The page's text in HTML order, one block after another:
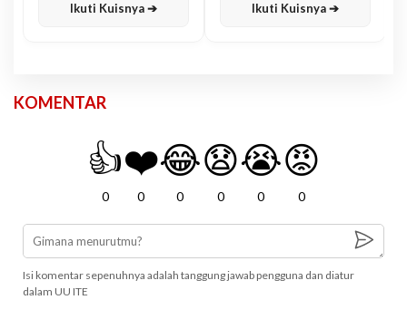
Ikuti Kuisnya ➔ Ikuti Kuisnya ➔
KOMENTAR
👍
0
❤️
0
😂
0
😧
0
😭
0
😡
0
Isi komentar sepenuhnya adalah tanggung jawab pengguna dan diatur
dalam UU ITE